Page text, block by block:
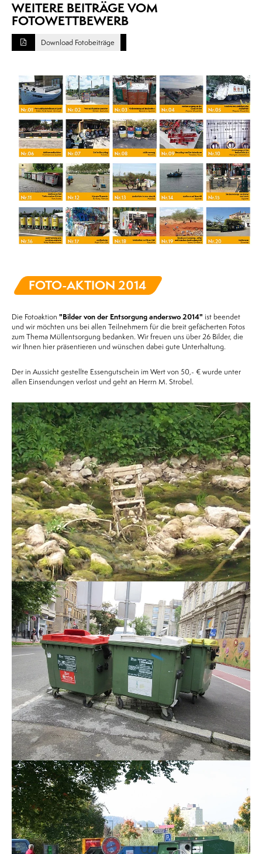
WEITERE BEITRÄGE VOM
FOTOWETTBEWERB
Download Fotobeiträge
FOTO-AKTION 2014
Die Fotoaktion "Bilder von der Entsorgung anderswo 2014" ist beendet
und wir möchten uns bei allen Teilnehmern für die breit gefächerten Fotos
zum Thema Müllentsorgung bedanken. Wir freuen uns über 26 Bilder, die
wir Ihnen hier präsentieren und wünschen dabei gute Unterhaltung.
Der in Aussicht gestellte Essengutschein im Wert von 50,- € wurde unter
allen Einsendungen verlost und geht an Herrn M. Strobel.